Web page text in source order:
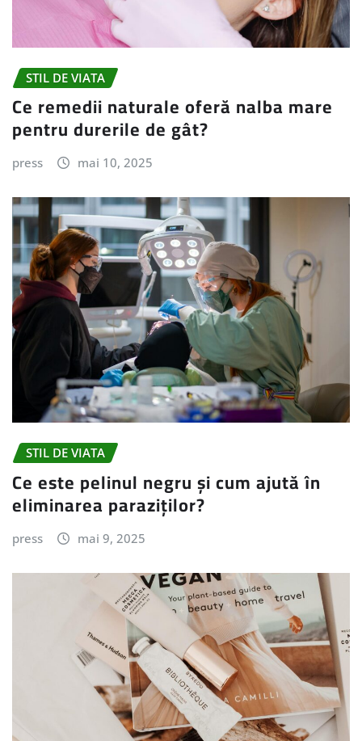
STIL DE VIATA
Ce remedii naturale oferă nalba mare
pentru durerile de gât?
press mai 10, 2025
STIL DE VIATA
Ce este pelinul negru și cum ajută în
eliminarea paraziților?
press mai 9, 2025